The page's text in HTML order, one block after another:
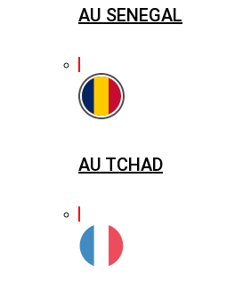
AU SENEGAL
AU TCHAD